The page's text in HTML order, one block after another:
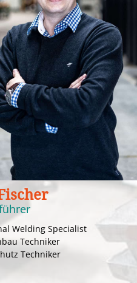
Welding Specialist
Techniker
Techniker